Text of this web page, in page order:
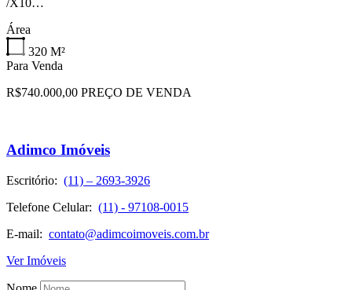
/X10…
Área
320 M²
Para Venda
R$740.000,00 PREÇO DE VENDA
Adimco Imóveis
Escritório: (11) – 2693-3926
Telefone Celular: (11) - 97108-0015
E-mail: contato@adimcoimoveis.com.br
Ver Imóveis